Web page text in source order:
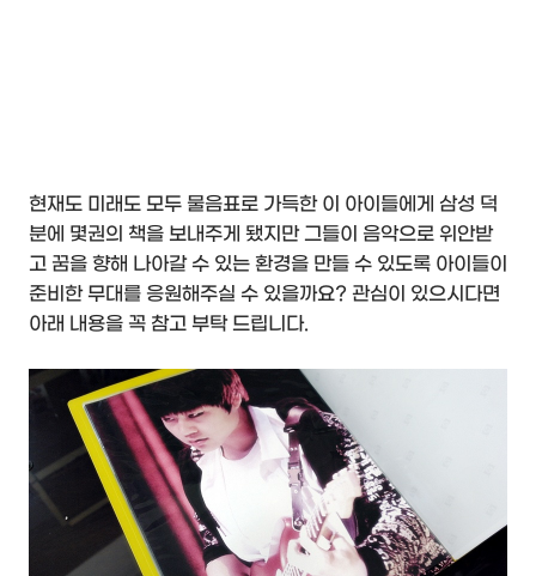
현재도 미래도 모두 물음표로 가득한 이 아이들에게 삼성 덕
분에 몇권의 책을 보내주게 됐지만 그들이 음악으로 위안받
고 꿈을 향해 나아갈 수 있는 환경을 만들 수 있도록 아이들이
준비한 무대를 응원해주실 수 있을까요? 관심이 있으시다면
아래 내용을 꼭 참고 부탁 드립니다.